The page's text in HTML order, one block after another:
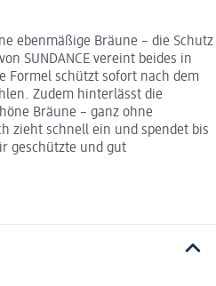
ebenmäßige Bräune – die Schutz
SUNDANCE vereint beides in
Formel schützt sofort nach dem
Zudem hinterlässt die
Bräune – ganz ohne
zieht schnell ein und spendet bis
geschützte und gut